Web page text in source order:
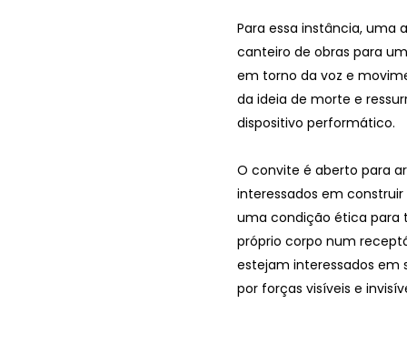
Para essa instância, uma
canteiro de obras para
em torno da voz e
da ideia de morte e
dispositivo performático.
O convite é aberto para
interessados em
uma condição ética para
próprio corpo num
estejam interessados em
por forças visíveis e